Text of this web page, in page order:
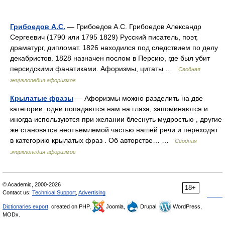
Грибоедов А.С. — Грибоедов А.С. Грибоедов Александр
Сергеевич (1790 или 1795 1829) Русский писатель, поэт,
драматург, дипломат. 1826 находился под следствием по делу
декабристов. 1828 назначен послом в Персию, где был убит
персидскими фанатиками. Афоризмы, цитаты …
Сводная
энциклопедия афоризмов
Крылатые фразы — Афоризмы можно разделить на две
категории: одни попадаются нам на глаза, запоминаются и
иногда используются при желании блеснуть мудростью , другие
же становятся неотъемлемой частью нашей речи и переходят
в категорию крылатых фраз . Об авторстве… …
Сводная
энциклопедия афоризмов
18+
© Academic, 2000-2026
Contact us: Technical Support Advertising
Dictionaries export , created on PHP, Joomla, Drupal,
WordPress,
MODx.